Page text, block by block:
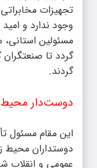
تجهیزات
وجود ندارد و
مسئولین
گردد تا صنعتگران
گردند.
دوست‌دار
این مقام مسئول
دوستداران محیط
عمومی و انقلاب